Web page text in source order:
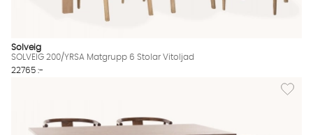
Solveig
SOLVEIG 200/YRSA Matgrupp 6 Stolar Vitoljad
22765 :-
Lägg